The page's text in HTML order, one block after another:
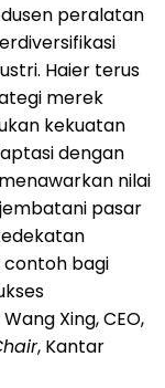
peralatan
Haier terus
merek
kekuatan
dengan
nilai
pasar
contoh bagi
Xing, CEO,
, Kantar